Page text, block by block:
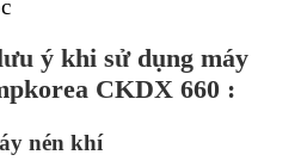
ý khi sử dụng máy
CKDX 660 :
nén khí